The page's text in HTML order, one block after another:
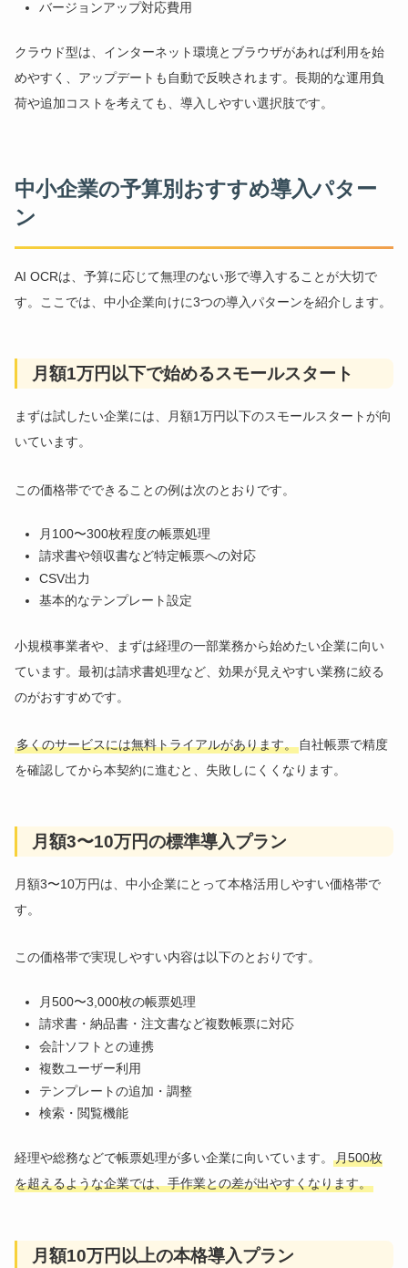
バージョンアップ対応費用
クラウド型は、インターネット環境とブラウザがあれば利用を始
めやすく、アップデートも自動で反映されます。長期的な運用負
荷や追加コストを考えても、導入しやすい選択肢です。
中小企業の予算別おすすめ導入パター
ン
AI OCRは、予算に応じて無理のない形で導入することが大切で
す。ここでは、中小企業向けに3つの導入パターンを紹介します。
月額1万円以下で始めるスモールスタート
まずは試したい企業には、月額1万円以下のスモールスタートが向
いています。
この価格帯でできることの例は次のとおりです。
月100〜300枚程度の帳票処理
請求書や領収書など特定帳票への対応
CSV出力
基本的なテンプレート設定
小規模事業者や、まずは経理の一部業務から始めたい企業に向い
ています。最初は請求書処理など、効果が見えやすい業務に絞る
のがおすすめです。
多くのサービスには無料トライアルがあります。 自社帳票で精度
を確認してから本契約に進むと、失敗しにくくなります。
月額3〜10万円の標準導入プラン
月額3〜10万円は、中小企業にとって本格活用しやすい価格帯で
す。
この価格帯で実現しやすい内容は以下のとおりです。
月500〜3,000枚の帳票処理
請求書・納品書・注文書など複数帳票に対応
会計ソフトとの連携
複数ユーザー利用
テンプレートの追加・調整
検索・閲覧機能
経理や総務などで帳票処理が多い企業に向いています。月500枚
を超えるような企業では、手作業との差が出やすくなります。
月額10万円以上の本格導入プラン